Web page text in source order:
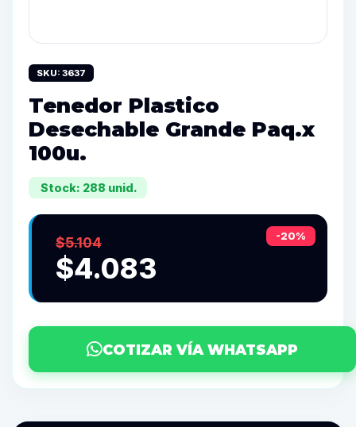
SKU: 3637
Tenedor Plastico
Desechable Grande Paq.x
100u.
Stock: 288 unid.
-20%
$5.104
$4.083
COTIZAR VÍA WHATSAPP